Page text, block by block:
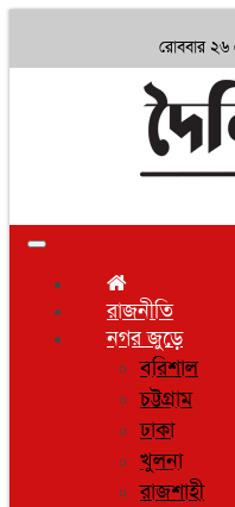
রোববার
Toggle
রাজনীতি
নগর জুড়ে
বরিশাল
চট্টগ্রাম
ঢাকা
খুলনা
রাজশাহী